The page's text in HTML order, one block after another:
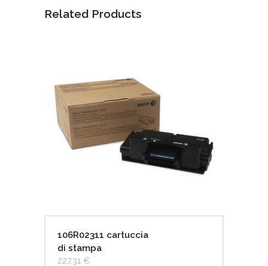
Related Products
106R02311 cartuccia
di stampa
227,31 €